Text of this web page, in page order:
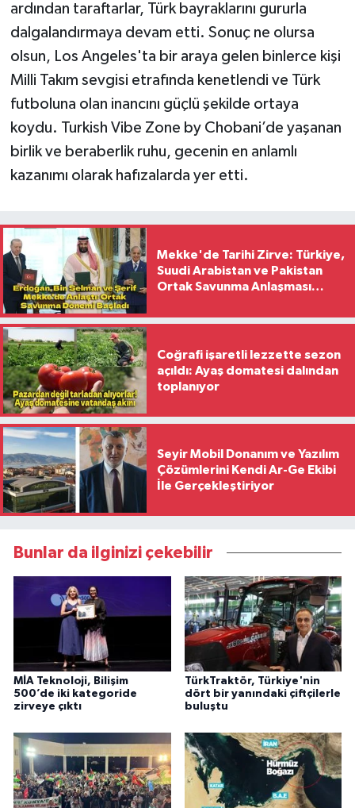
ardından taraftarlar, Türk bayraklarını gururla
dalgalandırmaya devam etti. Sonuç ne olursa
olsun, Los Angeles'ta bir araya gelen binlerce kişi
Milli Takım sevgisi etrafında kenetlendi ve Türk
futboluna olan inancını güçlü şekilde ortaya
koydu. Turkish Vibe Zone by Chobani’de yaşanan
birlik ve beraberlik ruhu, gecenin en anlamlı
kazanımı olarak hafızalarda yer etti.
Mekke'de Tarihi Zirve: Türkiye,
Suudi Arabistan ve Pakistan
Ortak Savunma Anlaşması
Coğrafi işaretli lezzette sezon
açıldı: Ayaş domatesi dalından
toplanıyor
Seyir Mobil Donanım ve Yazılım
Çözümlerini Kendi Ar-Ge Ekibi
İle Gerçekleştiriyor
Bunlar da ilginizi çekebilir
MİA Teknoloji, Bilişim
500’de iki kategoride
zirveye çıktı
TürkTraktör, Türkiye'nin
dört bir yanındaki çiftçilerle
buluştu